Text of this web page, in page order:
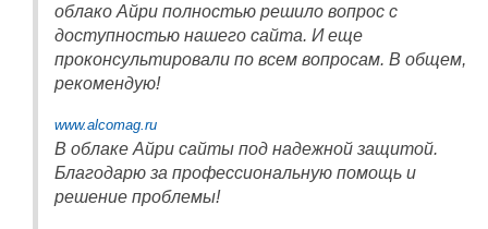
облако Айри полностью решило вопрос с
доступностью нашего сайта. И еще
проконсультировали по всем вопросам. В общем,
рекомендую!
www.alcomag.ru
В облаке Айри сайты под надежной защитой.
Благодарю за профессиональную помощь и
решение проблемы!